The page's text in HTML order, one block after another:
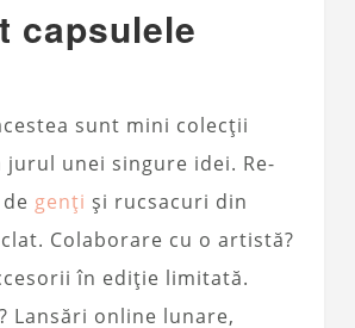
capsulele
sunt mini colecții
unei singure idei. Re-
genți și rucsacuri din
Colaborare cu o artistă?
în ediție limitată.
Lansări online lunare,